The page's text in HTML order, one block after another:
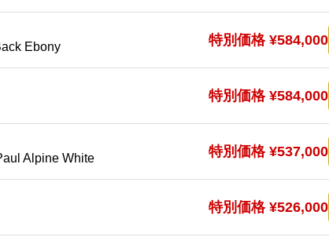
Ebony 特別価格 ¥584,000
特別価格 ¥584,000
Alpine White 特別価格 ¥537,000
特別価格 ¥526,000